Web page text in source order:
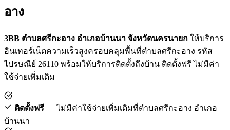
อาง
3BB ตำบลศรีกะอาง อำเภอบ้านนา จังหวัดนครนายก ให้บริการ
อินเทอร์เน็ตความเร็วสูงครอบคลุมพื้นที่ตำบลศรีกะอาง รหัส
ไปรษณีย์ 26110 พร้อมให้บริการติดตั้งถึงบ้าน ติดตั้งฟรี ไม่มีค่า
ใช้จ่ายเพิ่มเติม
ติดตั้งฟรี — ไม่มีค่าใช้จ่ายเพิ่มเติมที่ตำบลศรีกะอาง อำเภอ
บ้านนา